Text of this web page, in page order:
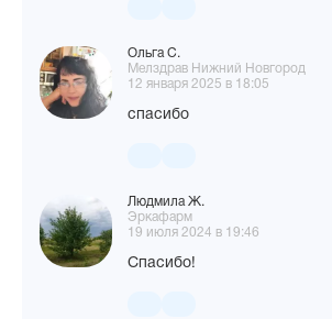
Ольга С.
Мелздрав Нижний Новгород
12 января 2025 в 18:05
спасибо
Людмила Ж.
Эркафарм
19 июля 2024 в 19:46
Спасибо!